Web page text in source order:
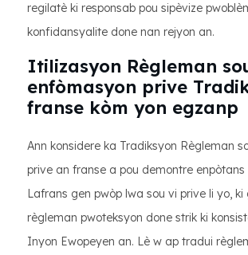
regilatè ki responsab pou sipèvize
konfidansyalite done nan rejyon an.
Itilizasyon Règleman
enfòmasyon prive
franse kòm yon egzanp
Ann konsidere ka Tradiksyon Règleman
prive an franse a pou demontre enpòtans
Lafrans gen pwòp lwa sou vi prive li yo, ki
règleman pwoteksyon done strik ki
Inyon Ewopeyen an. Lè w ap tradui